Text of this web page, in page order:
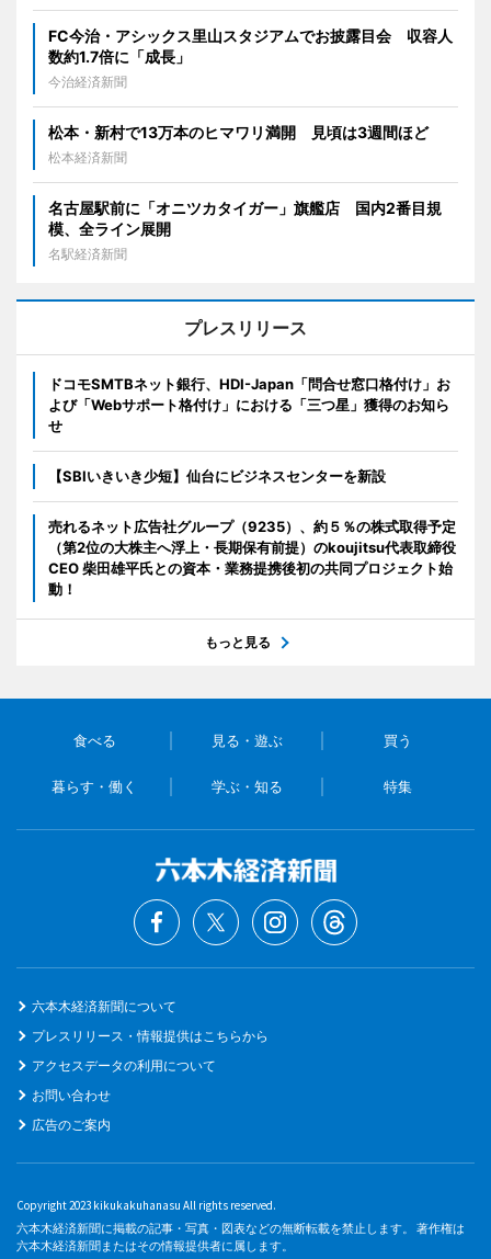
FC今治・アシックス里山スタジアムでお披露目会 収容人
数約1.7倍に「成長」
今治経済新聞
松本・新村で13万本のヒマワリ満開 見頃は3週間ほど
松本経済新聞
名古屋駅前に「オニツカタイガー」旗艦店 国内2番目規
模、全ライン展開
名駅経済新聞
プレスリリース
ドコモSMTBネット銀行、HDI-Japan「問合せ窓口格付け」お
よび「Webサポート格付け」における「三つ星」獲得のお知ら
せ
【SBIいきいき少短】仙台にビジネスセンターを新設
売れるネット広告社グループ（9235）、約５％の株式取得予定
（第2位の大株主へ浮上・長期保有前提）のkoujitsu代表取締役
CEO 柴田雄平氏との資本・業務提携後初の共同プロジェクト始
動！
もっと見る
食べる 見る・遊ぶ 買う
暮らす・働く 学ぶ・知る 特集
六本木経済新聞について
プレスリリース・情報提供はこちらから
アクセスデータの利用について
お問い合わせ
広告のご案内
Copyright 2023 kikukakuhanasu All rights reserved.
六本木経済新聞に掲載の記事・写真・図表などの無断転載を禁止します。 著作権は
六本木経済新聞またはその情報提供者に属します。